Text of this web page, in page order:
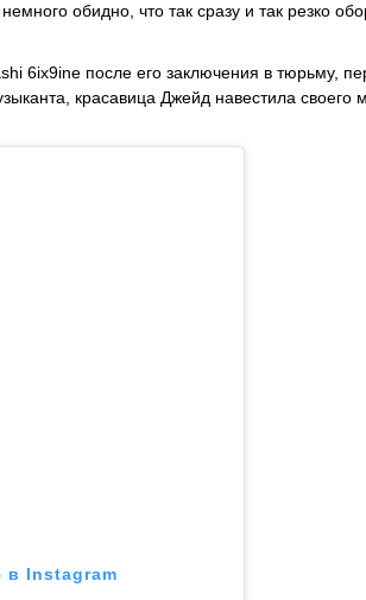
обидно, что так сразу и так резко
6ix9ine после его заключения в тюрьму,
красавица Джейд навестила своего
в Instagram